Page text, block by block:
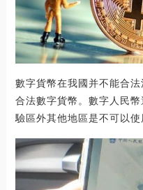
數字貨幣在我國并不能合
合法數字貨幣。數字人民
驗區外其他地區是不可以使